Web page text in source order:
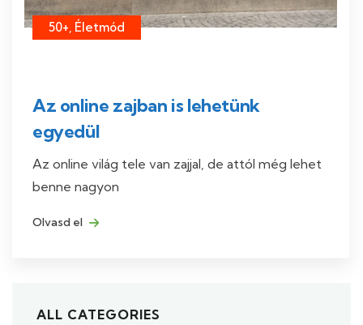
50+, Életmód
Az online zajban is lehetünk
egyedül
Az online világ tele van zajjal, de attól még lehet
benne nagyon
Olvasd el
ALL CATEGORIES